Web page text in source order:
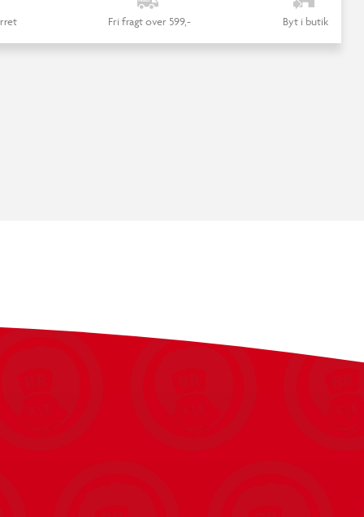
Fri fragt over 599,- Byt i butik